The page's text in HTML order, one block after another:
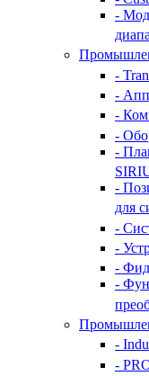
-
-
-
-
-
-
-
для
-
-
-
-
-
-